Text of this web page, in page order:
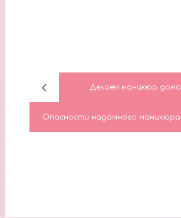
Делаем маникюр дома
Опасности надомного маникюра